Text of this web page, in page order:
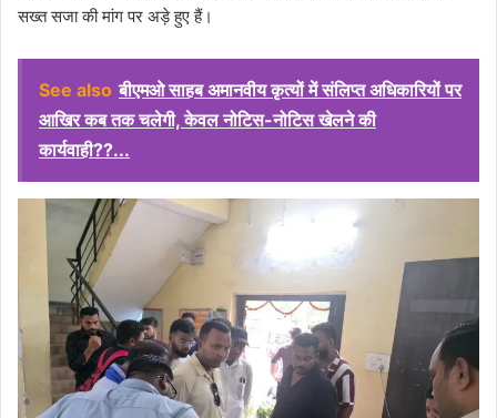
सख्त सजा की मांग पर अड़े हुए हैं।
See also बीएमओ साहब अमानवीय कृत्यों में संलिप्त अधिकारियों पर
आखिर कब तक चलेगी, केवल नोटिस-नोटिस खेलने की
कार्यवाही??...